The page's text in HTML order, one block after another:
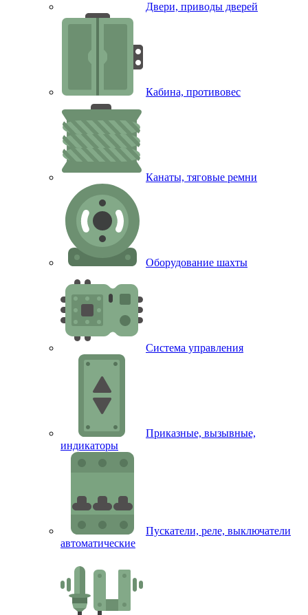
Двери, приводы дверей
Кабина, противовес
Канаты, тяговые ремни
Оборудование шахты
Система управления
Приказные, вызывные,
индикаторы
Пускатели, реле, выключатели
автоматические